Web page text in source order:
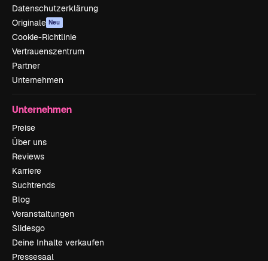
Datenschutzerklärung
Originale Neu
Cookie-Richtlinie
Vertrauenszentrum
Partner
Unternehmen
Unternehmen
Preise
Über uns
Reviews
Karriere
Suchtrends
Blog
Veranstaltungen
Slidesgo
Deine Inhalte verkaufen
Pressesaal